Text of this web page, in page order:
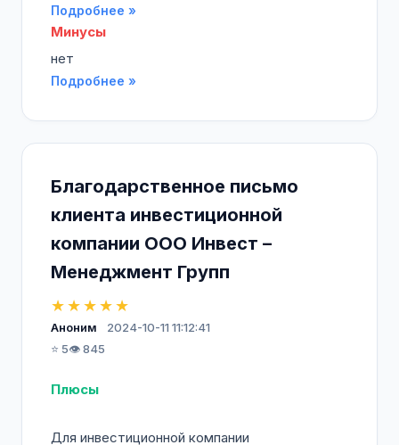
Подробнее »
Минусы
нет
Подробнее »
Благодарственное письмо
клиента инвестиционной
компании ООО Инвест –
Менеджмент Групп
★★★★★
Аноним
2024-10-11 11:12:41
⭐ 5👁️ 845
Плюсы
Для инвестиционной компании